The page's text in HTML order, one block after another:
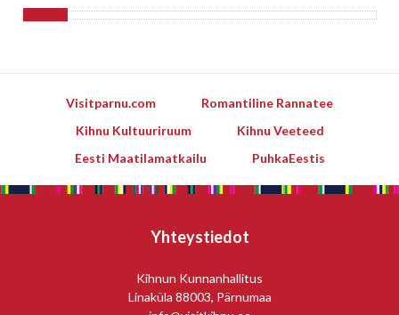
Visitparnu.com
Romantiline Rannatee
Kihnu Kultuuriruum
Kihnu Veeteed
Eesti Maatilamatkailu
PuhkaEestis
Yhteystiedot
Kihnun Kunnanhallitus
Linaküla 88003, Pärnumaa